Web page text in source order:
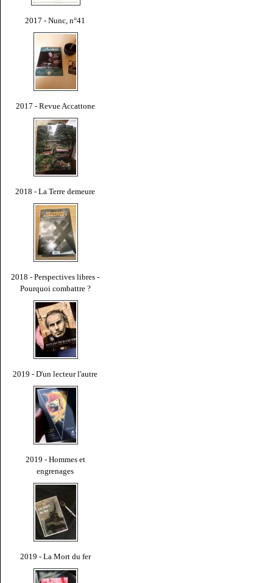
2017 - Nunc, n°41
2017 - Revue Accattone
2018 - La Terre demeure
2018 - Perspectives libres -
Pourquoi combattre ?
2019 - D'un lecteur l'autre
2019 - Hommes et
engrenages
2019 - La Mort du fer